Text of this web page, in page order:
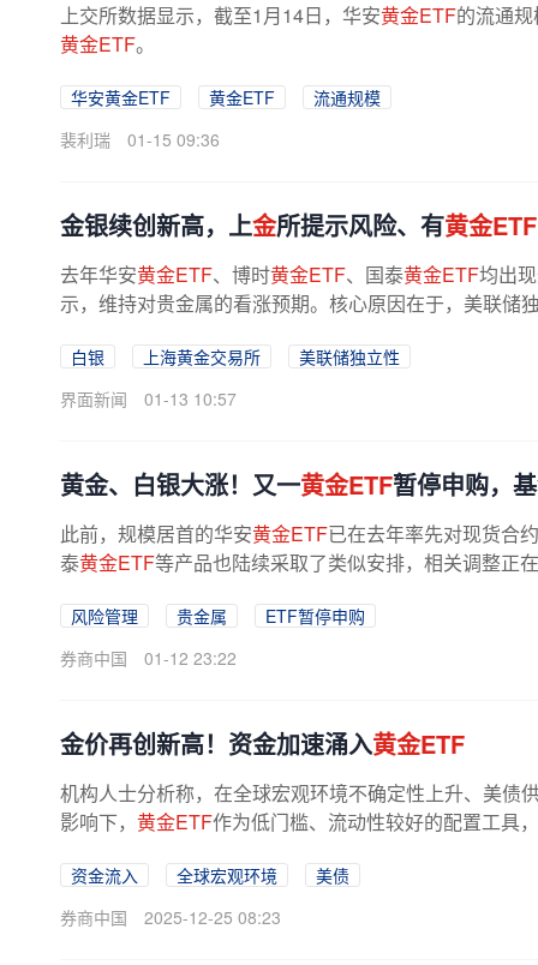
上交所数据显示，截至1月14日，华安黄金ETF的流通
黄金ETF。
华安黄金ETF 黄金ETF
流通规模
裴利瑞
01-15 09:36
金银续创新高，上金所提示风险、有黄金ETF
去年华安黄金ETF、博时黄金ETF、国泰黄金ETF均出
示，维持对贵金属的看涨预期。核心原因在于，美联储
白银 上海黄金交易所
美联储独立性
界面新闻
01-13 10:57
黄金、白银大涨！又一黄金ETF暂停申购，
此前，规模居首的华安黄金ETF已在去年率先对现货合
泰黄金ETF等产品也陆续采取了类似安排，相关调整正
风险管理 贵金属
ETF暂停申购
券商中国
01-12 23:22
金价再创新高！资金加速涌入黄金ETF
机构人士分析称，在全球宏观环境不确定性上升、美债
影响下， 黄金ETF作为低门槛、流动性较好的配置工具
资金流入 全球宏观环境
美债
券商中国
2025-12-25 08:23